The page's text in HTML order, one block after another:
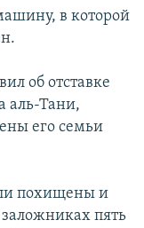
в которой
об отставке
аль-Тани,
его семьи
похищены и
пять